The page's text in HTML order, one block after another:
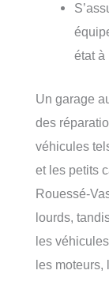
état à
Un garage
des
véhicules
et les petits
Rouessé-
lourds,
les
les moteurs,